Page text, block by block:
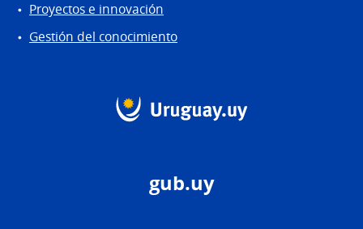
Proyectos e innovación
Gestión del conocimiento
gub.uy